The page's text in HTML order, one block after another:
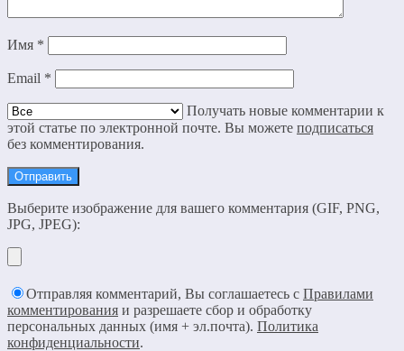
Имя *
Email *
Получать новые комментарии к
этой статье по электронной почте. Вы можете подписаться
без комментирования.
Выберите изображение для вашего комментария (GIF, PNG,
JPG, JPEG):
Отправляя комментарий, Вы соглашаетесь с Правилами
комментирования и разрешаете сбор и обработку
персональных данных (имя + эл.почта). Политика
конфиденциальности.